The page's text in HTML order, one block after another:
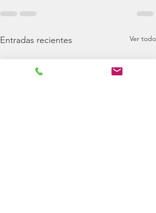
Entradas recientes Ver todo